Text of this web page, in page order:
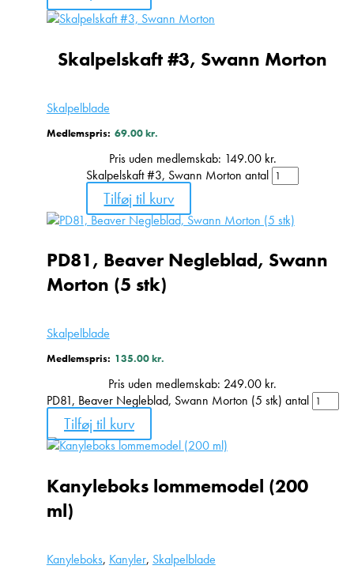
Skalpelblade
Skalpelskaft #3, Swann Morton
Medlemspris: 69.00kr.
Pris uden medlemskab: 149.00 kr.
Skalpelskaft #3, Swann Morton antal
Tilføj til kurv
Skalpelblade
PD81, Beaver Negleblad, Swann
Morton (5 stk)
Medlemspris: 135.00kr.
Pris uden medlemskab: 249.00 kr.
PD81, Beaver Negleblad, Swann Morton (5 stk) antal
Tilføj til kurv
Kanyleboks, Kanyler, Skalpelblade
Kanyleboks lommemodel (200
ml)